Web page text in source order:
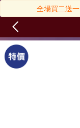
全場買二送